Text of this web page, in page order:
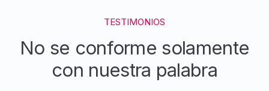
TESTIMONIOS
No se conforme solamente
con nuestra palabra